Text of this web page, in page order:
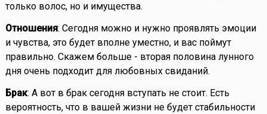
только волос, но и имущества.
Отношения: Сегодня можно и нужно проявлять эмоции
и чувства, это будет вполне уместно, и вас поймут
правильно. Скажем больше - вторая половина лунного
дня очень подходит для любовных свиданий.
Брак: А вот в брак сегодня вступать не стоит. Есть
вероятность, что в вашей жизни не будет стабильности